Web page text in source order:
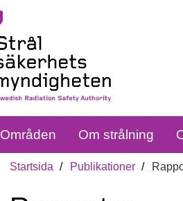
Områden Om strålning
Startsida Publikationer